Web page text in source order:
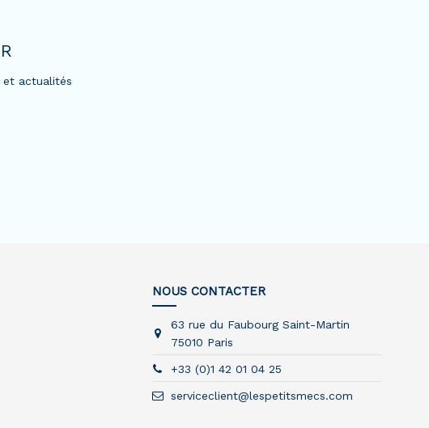
et actualités
NOUS CONTACTER
63 rue du Faubourg Saint-Martin
75010 Paris
+33 (0)1 42 01 04 25
serviceclient@lespetitsmecs.com